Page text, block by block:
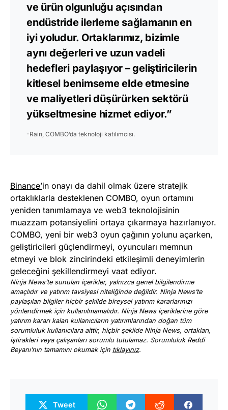
ve ürün olgunluğu açısından
endüstride ilerleme sağlamanın en
iyi yoludur. Ortaklarımız, bizimle
aynı değerleri ve uzun vadeli
hedefleri paylaşıyor – geliştiricilerin
kitlesel benimseme elde etmesine
ve maliyetleri düşürürken sektörü
yükseltmesine hizmet ediyor.”
-Rain, COMBO’da teknoloji katılımcısı.
Binance’in onayı da dahil olmak üzere stratejik
ortaklıklarla desteklenen COMBO, oyun ortamını
yeniden tanımlamaya ve web3 teknolojisinin
muazzam potansiyelini ortaya çıkarmaya hazırlanıyor.
COMBO, yeni bir web3 oyun çağının yolunu açarken,
geliştiricileri güçlendirmeyi, oyuncuları memnun
etmeyi ve blok zincirindeki etkileşimli deneyimlerin
geleceğini şekillendirmeyi vaat ediyor.
Ninja News’te sunulan içerikler, yalnızca genel bilgilendirme
amaçlıdır ve yatırım tavsiyesi niteliğinde değildir. Ninja News’te
paylaşılan bilgiler hiçbir şekilde bireysel yatırım kararlarınızı
yönlendirmek için kullanılmamalıdır. Ninja News içeriklerine göre
yatırım kararı kalan kullanıcıların yatırımlarından doğan tüm
sorumluluk kullanıcılara aittir, hiçbir şekilde Ninja News, ortakları,
iştirakleri veya çalışanları sorumlu tutulamaz. Sorumluluk Reddi
Beyanı’nın tamamını okumak için tıklayınız.
Tweet